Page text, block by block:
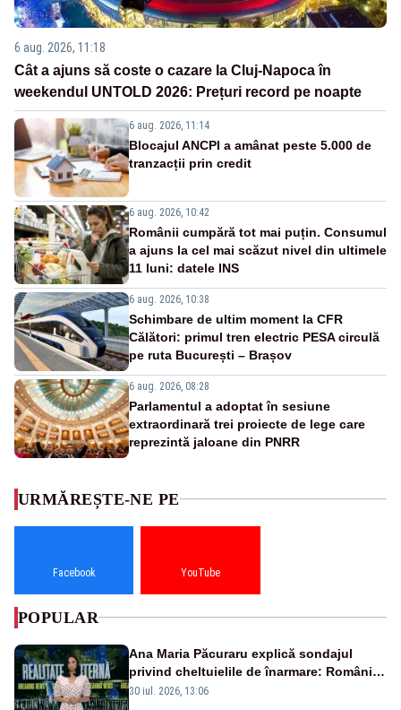
6 aug. 2026, 11:18
Cât a ajuns să coste o cazare la Cluj-Napoca în
weekendul UNTOLD 2026: Prețuri record pe noapte
6 aug. 2026, 11:14
Blocajul ANCPI a amânat peste 5.000 de
tranzacții prin credit
6 aug. 2026, 10:42
Românii cumpără tot mai puțin. Consumul
a ajuns la cel mai scăzut nivel din ultimele
11 luni: datele INS
6 aug. 2026, 10:38
Schimbare de ultim moment la CFR
Călători: primul tren electric PESA circulă
pe ruta București – Brașov
6 aug. 2026, 08:28
Parlamentul a adoptat în sesiune
extraordinară trei proiecte de lege care
reprezintă jaloane din PNRR
URMĂREȘTE-NE PE
Facebook YouTube
POPULAR
Ana Maria Păcuraru explică sondajul
privind cheltuielile de înarmare: Românii
cer transparență în achiziții și un echilibru
30 iul. 2026, 13:06